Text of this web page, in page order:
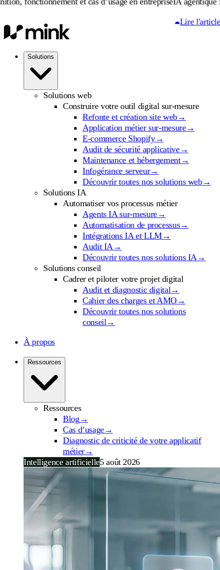
Lire l'article
Solutions
Solutions web
Construire votre outil digital sur-mesure
Refonte et création site web→
Application métier sur-mesure→
E-commerce Shopify→
Audit de sécurité applicative→
Maintenance et hébergement→
Infogérance serveur→
Découvrir toutes nos solutions web→
Solutions IA
Automatiser vos processus métier
Agents IA sur-mesure→
Automatisation de processus→
Intégrations IA et LLM→
Audit IA→
Découvrir toutes nos solutions IA→
Solutions conseil
Cadrer et piloter votre projet digital
Audit et diagnostic digital→
Cahier des charges et AMO→
Découvrir toutes nos solutions
conseil→
À propos
Ressources
Ressources
Blog →
Cas d’usage→
Diagnostic de criticité de votre applicatif
métier→
Intelligence artificielle5 août 2026